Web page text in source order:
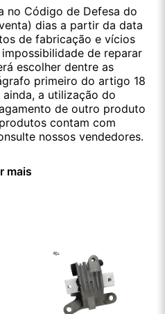
no Código de Defesa do
dias a partir da data
de fabricação e vícios
de reparar
escolher dentre as
primeiro do artigo 18
a utilização do
de outro produto
contam com
nossos vendedores.
mais